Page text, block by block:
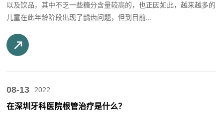
以及饮品，其中不乏一些糖分含量较高的，也正因如此，越来越多的
儿童在此年龄阶段出现了龋齿问题，但到目前...
08-13 2022
在深圳牙科医院根管治疗是什么？